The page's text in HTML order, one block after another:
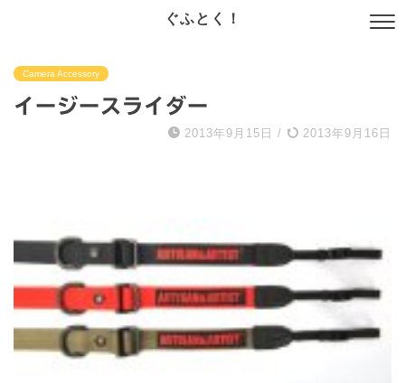
ぐふとく！
Camera Accessory
イージースライダー
2013年9月15日 / 2013年9月16日